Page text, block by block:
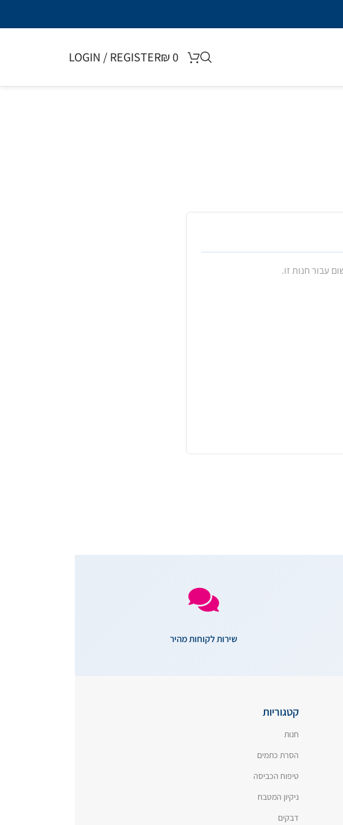
₪0
LOGIN / REGISTER
שירות לקוחות מהיר
קטגוריות
חנות
הסרת כתמים
טיפוח הכביסה
ניקיון המטבח
דבקים